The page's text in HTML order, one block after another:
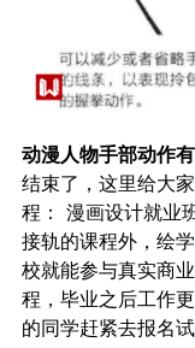
动漫人物手部动作
结束了，这里给大
程： 漫画设计就业
接轨的课程外，绘
校就能参与真实商
程，毕业之后工作
的同学赶紧去报名试